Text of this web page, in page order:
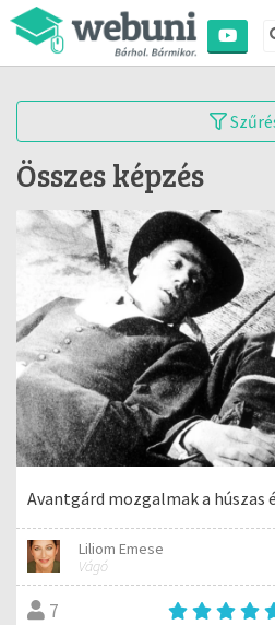
Összes képzés
Avantgárd mozgalmak a húszas
Liliom Emese
Vágó
7